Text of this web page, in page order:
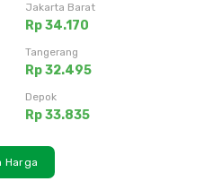
Jakarta Barat
Rp 34.170
Tangerang
Rp 32.495
Depok
Rp 33.835
Harga